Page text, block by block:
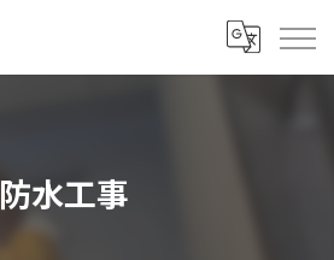
防水工事